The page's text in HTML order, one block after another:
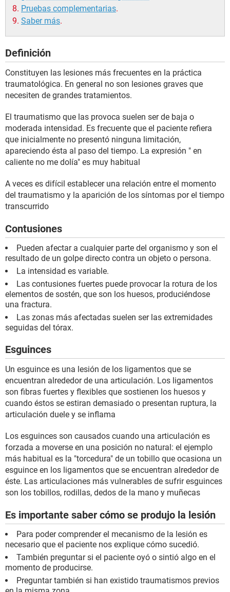
Pruebas complementarias.
Saber más.
Definición
Constituyen las lesiones más frecuentes en la práctica
traumatológica. En general no son lesiones graves que
necesiten de grandes tratamientos.
El traumatismo que las provoca suelen ser de baja o
moderada intensidad. Es frecuente que el paciente refiera
que inicialmente no presentó ninguna limitación,
apareciendo ésta al paso del tiempo. La expresión " en
caliente no me dolía" es muy habitual
A veces es difícil establecer una relación entre el momento
del traumatismo y la aparición de los síntomas por el tiempo
transcurrido
Contusiones
Pueden afectar a cualquier parte del organismo y son el
resultado de un golpe directo contra un objeto o persona.
La intensidad es variable.
Las contusiones fuertes puede provocar la rotura de los
elementos de sostén, que son los huesos, produciéndose
una fractura.
Las zonas más afectadas suelen ser las extremidades
seguidas del tórax.
Esguinces
Un esguince es una lesión de los ligamentos que se
encuentran alrededor de una articulación. Los ligamentos
son fibras fuertes y flexibles que sostienen los huesos y
cuando éstos se estiran demasiado o presentan ruptura, la
articulación duele y se inflama
Los esguinces son causados cuando una articulación es
forzada a moverse en una posición no natural: el ejemplo
más habitual es la "torcedura" de un tobillo que ocasiona un
esguince en los ligamentos que se encuentran alrededor de
éste. Las articulaciones más vulnerables de sufrir esguinces
son los tobillos, rodillas, dedos de la mano y muñecas
Es importante saber cómo se produjo la lesión
Para poder comprender el mecanismo de la lesión es
necesario que el paciente nos explique cómo sucedió.
También preguntar si el paciente oyó o sintió algo en el
momento de producirse.
Preguntar también si han existido traumatismos previos